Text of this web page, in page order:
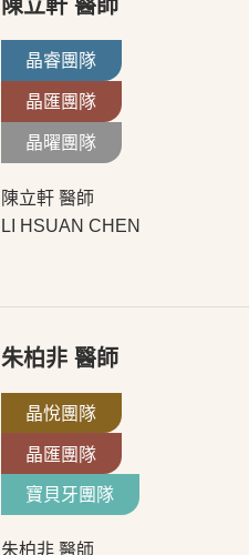
陳立軒 醫師
晶睿團隊
晶匯團隊
晶曜團隊
陳立軒 醫師
LI HSUAN CHEN
朱柏非 醫師
晶悅團隊
晶匯團隊
寶貝牙團隊
朱柏非 醫師